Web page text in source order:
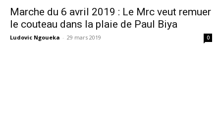
Marche du 6 avril 2019 : Le Mrc veut remuer
le couteau dans la plaie de Paul Biya
Ludovic Ngoueka - 29 mars 2019 0